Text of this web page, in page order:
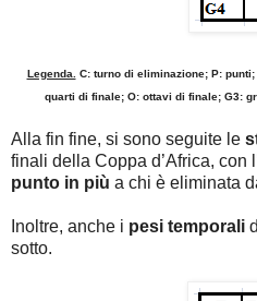
Legenda.
C: turno di eliminazione; P:
quarti di finale; O: ottavi di finale; G3:
Alla fin fine, si sono seguite le
finali della Coppa d’Africa, con
punto in più a chi è eliminata
Inoltre, anche i pesi temporali
sotto.